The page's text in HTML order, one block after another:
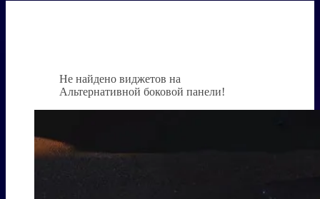
Не найдено виджетов на
Альтернативной боковой панели!